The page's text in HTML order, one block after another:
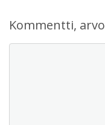
Kommentti,